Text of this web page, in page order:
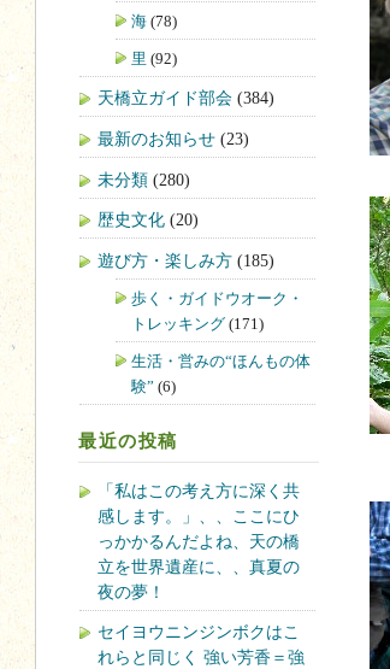
海 (78)
里 (92)
天橋立ガイド部会 (384)
最新のお知らせ (23)
未分類 (280)
歴史文化 (20)
遊び方・楽しみ方 (185)
歩く・ガイドウオーク・
トレッキング (171)
生活・営みの“ほんもの体
験” (6)
最近の投稿
「私はこの考え方に深く共
感します。」、、ここにひ
っかかるんだよね、天の橋
立を世界遺産に、、真夏の
夜の夢！
セイヨウニンジンボクはこ
れらと同じく 強い芳香＝強